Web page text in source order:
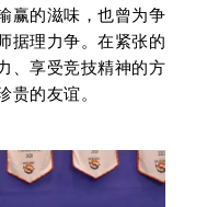
赢的滋味，也曾为争
据理力争。在紧张的
、享受竞技精神的方
贵的友谊。